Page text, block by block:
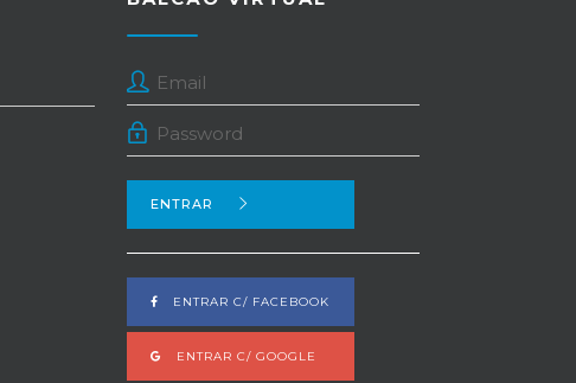
ENTRAR
ENTRAR C/ FACEBOOK
ENTRAR C/ GOOGLE